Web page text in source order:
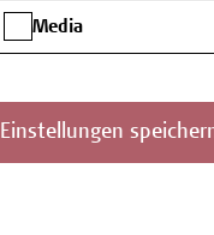
Kompetenzen ab.
Das
Media
Einstellungen